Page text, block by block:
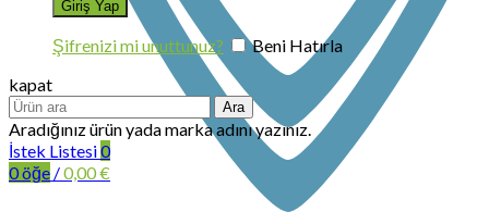
Şifrenizi mi unuttunuz?
Beni Hatırla
kapat
Ara
Aradığınız ürün yada marka adını yazınız.
İstek Listesi0
0öğe /0,00€